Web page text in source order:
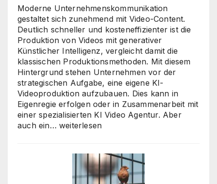
ist
Moderne Unternehmenskommunikation
gestaltet sich zunehmend mit Video-Content.
Deutlich schneller und kosteneffizienter ist die
Produktion von Videos mit generativer
Künstlicher Intelligenz, vergleicht damit die
klassischen Produktionsmethoden. Mit diesem
Hintergrund stehen Unternehmen vor der
strategischen Aufgabe, eine eigene KI-
Videoproduktion aufzubauen. Dies kann in
Eigenregie erfolgen oder in Zusammenarbeit mit
einer spezialisierten KI Video Agentur. Aber
auch ein… KI
Inhouse-
Produktion?
weiterlesen